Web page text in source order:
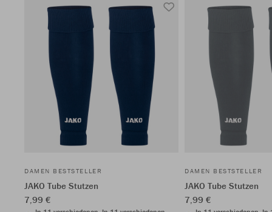
DAMEN BESTSTELLER
JAKO Tube Stutzen
7,99 €
DAMEN BESTSTELLER
JAKO Tube Stutzen
7,99 €